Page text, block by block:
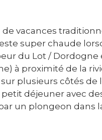
vacances
super chaude
du Lot /
à proximité de la
plusieurs côtés
déjeuner avec
un plongeon dans